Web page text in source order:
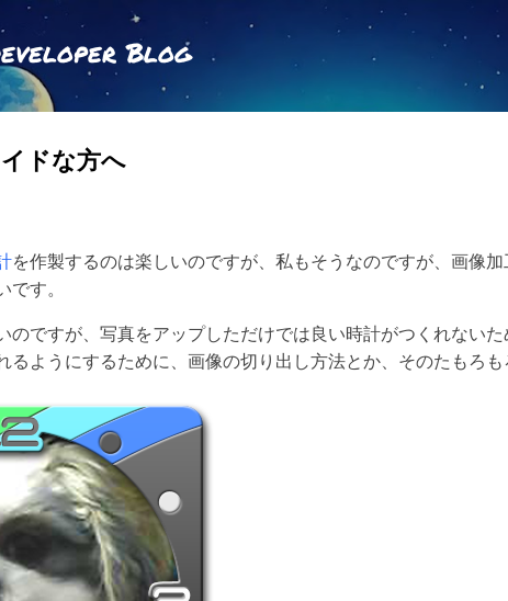
スキップしてメイン コンテンツに移動
Blog
ドな方へ
を作製するのは楽しいのですが、私もそうなのですが、画像
す。
のですが、写真をアップしただけでは良い時計がつくれない
るようにするために、画像の切り出し方法とか、そのたもろも